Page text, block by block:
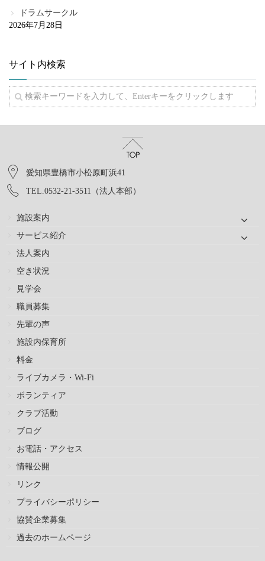
ドラムサークル
2026年7月28日
サイト内検索
愛知県豊橋市小松原町浜41
TEL.0532-21-3511（法人本部）
施設案内
サービス紹介
法人案内
空き状況
見学会
職員募集
先輩の声
施設内保育所
料金
ライブカメラ・Wi-Fi
ボランティア
クラブ活動
ブログ
お電話・アクセス
情報公開
リンク
プライバシーポリシー
協賛企業募集
過去のホームページ